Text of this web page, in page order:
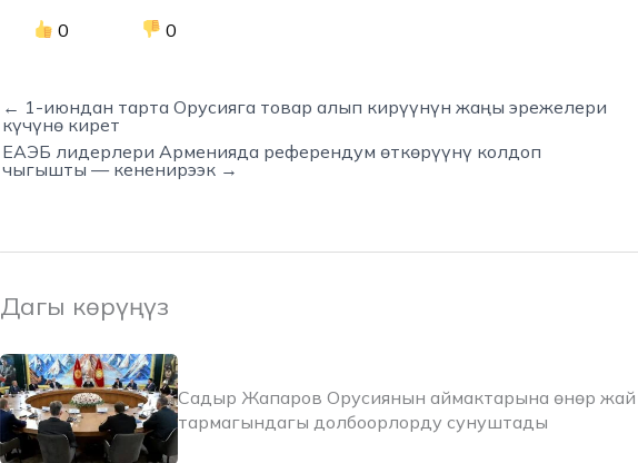
0 0
← 1-июндан тарта Орусияга товар алып кирүүнүн жаңы эрежелери
күчүнө кирет
ЕАЭБ лидерлери Арменияда референдум өткөрүүнү колдоп
чыгышты — кененирээк →
Дагы көрүңүз
Садыр Жапаров Орусиянын аймактарына өнөр
тармагындагы долбоорлорду сунуштады